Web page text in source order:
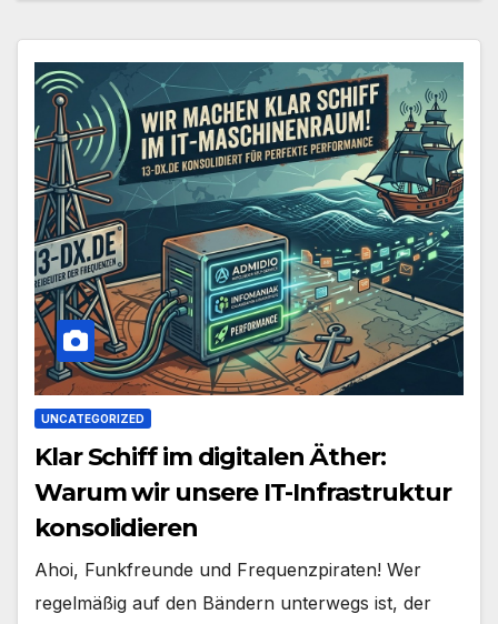
UNCATEGORIZED
Klar Schiff im digitalen Äther:
Warum wir unsere IT-Infrastruktur
konsolidieren
Ahoi, Funkfreunde und Frequenzpiraten! Wer
regelmäßig auf den Bändern unterwegs ist, der